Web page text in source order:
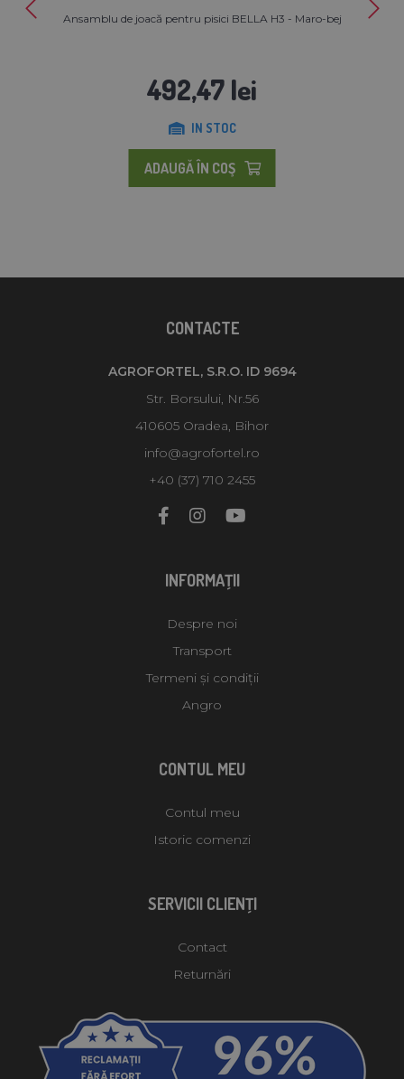
Ansamblu de joacă pentru pisici BELLA H3 - Maro-bej
492,47 lei
IN STOC
ADAUGĂ ÎN COŞ
CONTACTE
AGROFORTEL, S.R.O. ID 9694
Str. Borsului, Nr.56
410605 Oradea, Bihor
info@agrofortel.ro
+40 (37) 710 2455
INFORMAŢII
Despre noi
Transport
Termeni și condiții
Angro
CONTUL MEU
Contul meu
Istoric comenzi
SERVICII CLIENŢI
Contact
Returnări